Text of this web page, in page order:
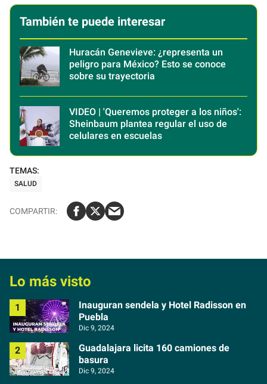
También te puede interesar
Huracán Genevieve: ¿representa un
peligro para México? Esto se conoce
sobre su trayectoria
VIDEO | 'Queremos proteger a los niños':
Sheinbaum plantea regular el uso de
celulares en escuelas
SALUD
Lo más visto
Inauguran sendela y Hotel Radisson en
Puebla
Dic 9, 2024
Guadalajara licita 160 camiones de
basura
Dic 9, 2024